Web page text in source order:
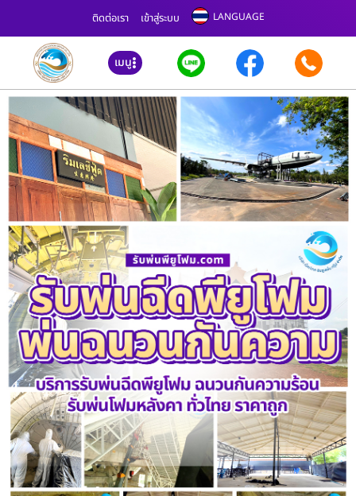
ติดต่อเรา เข้าสู่ระบบ LANGUAGE
เมนู